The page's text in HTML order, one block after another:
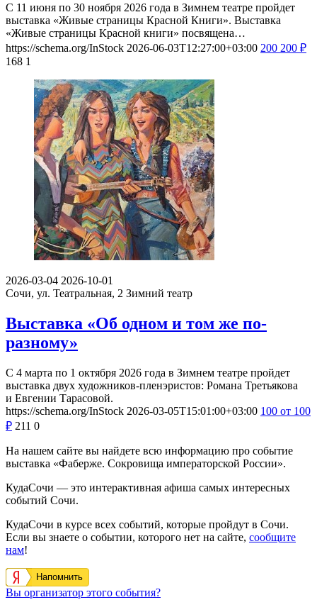
С 11 июня по 30 ноября 2026 года в Зимнем театре пройдет
выставка «Живые страницы Красной Книги». Выставка
«Живые страницы Красной книги» посвящена…
https://schema.org/InStock 2026-06-03T12:27:00+03:00 200 200 ₽
168 1
2026-03-04 2026-10-01
Сочи, ул. Театральная, 2 Зимний театр
Выставка «Об одном и том же по-
разному»
С 4 марта по 1 октября 2026 года в Зимнем театре пройдет
выставка двух художников-пленэристов: Романа Третьякова
и Евгении Тарасовой.
https://schema.org/InStock 2026-03-05T15:01:00+03:00 100 от 100
₽ 211 0
На нашем сайте вы найдете всю информацию про событие
выставка «Фаберже. Сокровища императорской России».
КудаСочи — это интерактивная афиша самых интересных
событий Сочи.
КудаСочи в курсе всех событий, которые пройдут в Сочи.
Если вы знаете о событии, которого нет на сайте, сообщите
нам!
Напомнить
Вы организатор этого события?